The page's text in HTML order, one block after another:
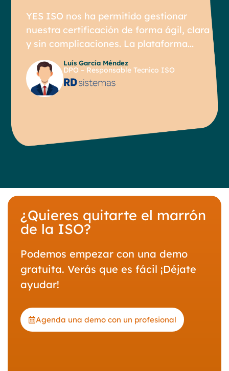
YES ISO nos ha permitido gestionar
nuestra certificación de forma ágil, clara
y sin complicaciones. La plataforma...
Luís García Méndez
DPO – Responsable Tecnico ISO
¿Quieres quitarte el marrón
de la ISO?
Podemos empezar con una demo
gratuita. Verás que es fácil ¡Déjate
ayudar!
Agenda una demo con un profesional